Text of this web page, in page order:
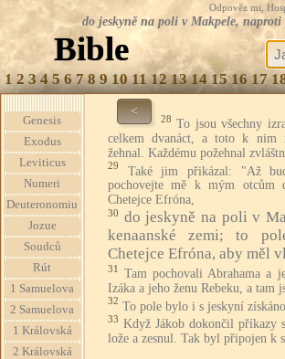
Odpověz mi,
do jeskyně na poli v Makpele,
Bible
1 2 3 4 5 6 7 8 9 10 11 12 13 14 15 16 17
Genesis
Exodus
Leviticus
Numeri
Deuteronomiu
Jozue
Soudců
Rút
1 Samuelova
2 Samuelova
1 Královská
2 Královská
<
28 To jsou všechny
celkem dvanáct, a toto k
žehnal. Každému požehnal
29
Také jim přikázal: "Až
pochovejte mě k mým otcům
Chetejce Efróna,
30 do jeskyně na poli v
kenaanské zemi; to
Chetejce Efróna, aby měl
31
Tam pochovali Abrahama a
Izáka a jeho ženu Rebeku, a tam
32 To pole bylo i s jeskyní
33 Když Jákob dokončil příkazy
lože a zesnul. Tak byl připojen k